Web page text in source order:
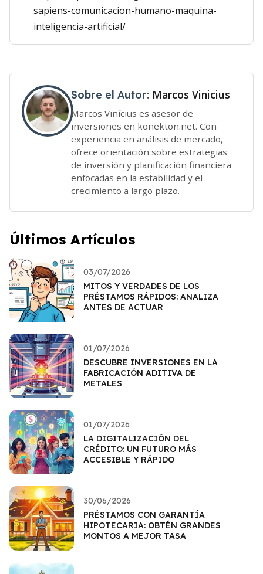
sapiens-comunicacion-humano-maquina-
inteligencia-artificial/
Sobre el Autor: Marcos Vinicius
Marcos Vinícius es asesor de
inversiones en konekton.net. Con
experiencia en análisis de mercado,
ofrece orientación sobre estrategias
de inversión y planificación financiera
enfocadas en la estabilidad y el
crecimiento a largo plazo.
Últimos Artículos
03/07/2026
MITOS Y VERDADES DE LOS
PRÉSTAMOS RÁPIDOS: ANALIZA
ANTES DE ACTUAR
01/07/2026
DESCUBRE INVERSIONES EN LA
FABRICACIÓN ADITIVA DE
METALES
01/07/2026
LA DIGITALIZACIÓN DEL
CRÉDITO: UN FUTURO MÁS
ACCESIBLE Y RÁPIDO
30/06/2026
PRÉSTAMOS CON GARANTÍA
HIPOTECARIA: OBTÉN GRANDES
MONTOS A MEJOR TASA